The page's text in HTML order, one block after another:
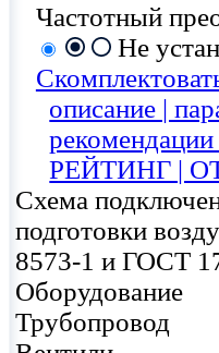
Частотный
Не
описание |
РЕЙТИНГ |
Схема
подготовки
8573-1 и ГОСТ
Оборудование
Трубопровод